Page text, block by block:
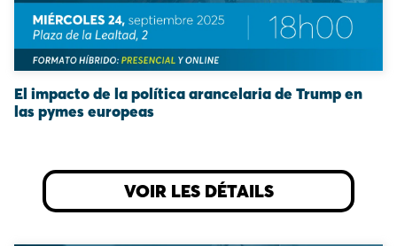
El impacto de la política arancelaria de Trump en
las pymes europeas
VOIR LES DÉTAILS